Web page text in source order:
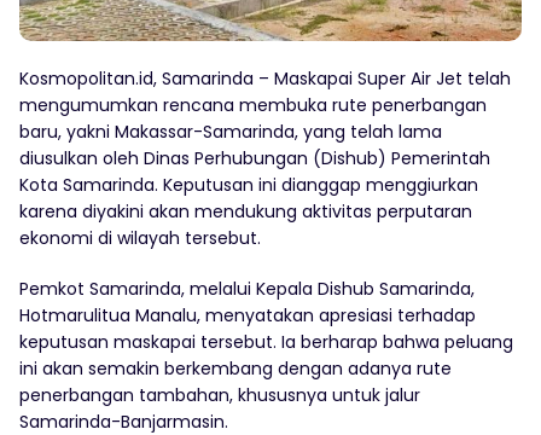
Kosmopolitan.id, Samarinda – Maskapai Super Air Jet telah
mengumumkan rencana membuka rute penerbangan
baru, yakni Makassar-Samarinda, yang telah lama
diusulkan oleh Dinas Perhubungan (Dishub) Pemerintah
Kota Samarinda. Keputusan ini dianggap menggiurkan
karena diyakini akan mendukung aktivitas perputaran
ekonomi di wilayah tersebut.
Pemkot Samarinda, melalui Kepala Dishub Samarinda,
Hotmarulitua Manalu, menyatakan apresiasi terhadap
keputusan maskapai tersebut. Ia berharap bahwa peluang
ini akan semakin berkembang dengan adanya rute
penerbangan tambahan, khususnya untuk jalur
Samarinda-Banjarmasin.